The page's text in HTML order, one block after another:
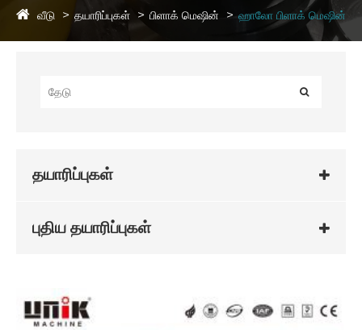
வீடு தயாரிப்புகள் பிளாக் மெஷின் ஹாலோ பிளாக் மெஷின்
தயாரிப்புகள்
புதிய தயாரிப்புகள்